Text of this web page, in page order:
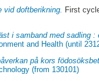
vid doftberikning. First
i samband med sadling
and Health (until
på kors
(from 130101)